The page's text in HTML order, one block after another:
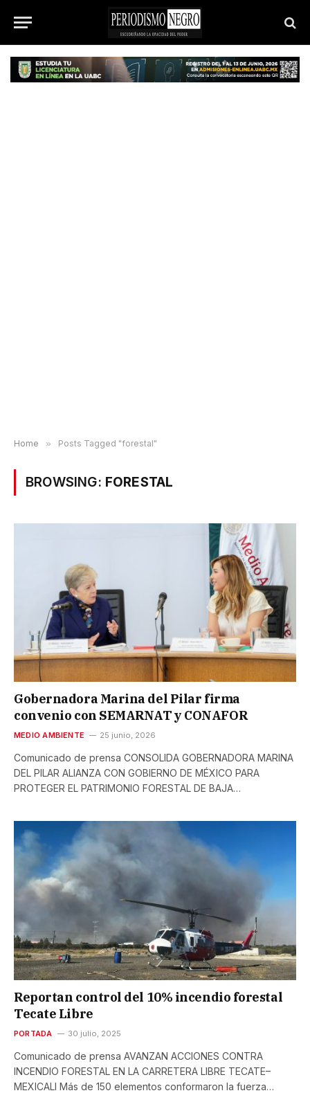
Home » Posts Tagged "forestal"
BROWSING: FORESTAL
Gobernadora Marina del Pilar firma
convenio con SEMARNAT y CONAFOR
MEDIO AMBIENTE 25 junio, 2026
Comunicado de prensa CONSOLIDA GOBERNADORA MARINA
DEL PILAR ALIANZA CON GOBIERNO DE MÉXICO PARA
PROTEGER EL PATRIMONIO FORESTAL DE BAJA…
Reportan control del 10% incendio forestal
Tecate Libre
PORTADA 30 julio, 2025
Comunicado de prensa AVANZAN ACCIONES CONTRA
INCENDIO FORESTAL EN LA CARRETERA LIBRE TECATE–
MEXICALI Más de 150 elementos conformaron la fuerza…